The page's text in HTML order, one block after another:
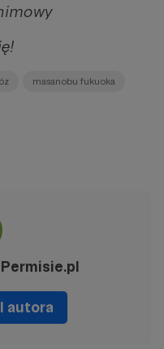
masanobu fukuoka
autora